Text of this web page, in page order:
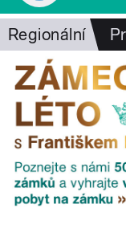
Regionální